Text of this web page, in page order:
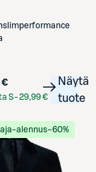
€
S-29,99 €
Näytä
tuote
alennus−60%